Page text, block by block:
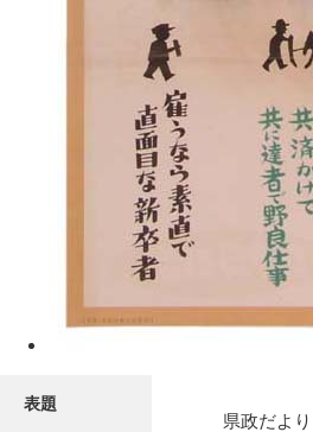
表題
県政だよ